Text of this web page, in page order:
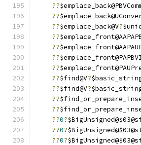
??
??
??$emplace_back@V?
??
??
??
??
??$find@V?
??$find@V?
??
??
??0?
??0?
??0?